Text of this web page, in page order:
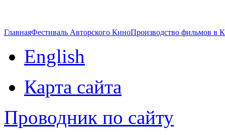
ГлавнаяФестиваль Авторского КиноПроизводство фильмов в
English
Карта сайта
Проводник по сайту